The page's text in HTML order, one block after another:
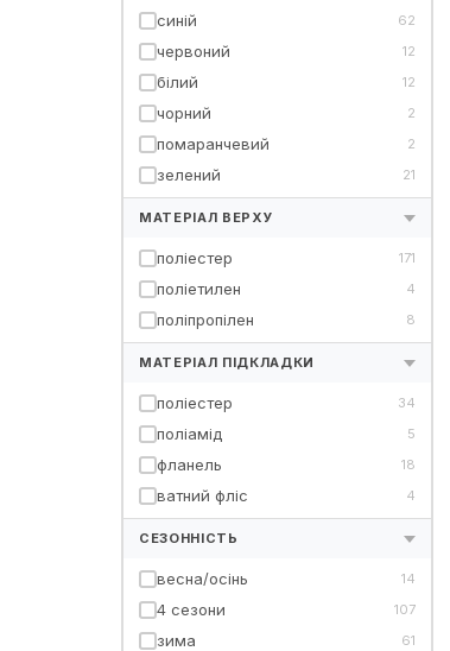
синій 62
червоний 12
білий 12
чорний 2
помаранчевий 2
зелений 21
МАТЕРІАЛ ВЕРХУ
поліестер 171
поліетилен 4
поліпропілен 8
МАТЕРІАЛ ПІДКЛАДКИ
поліестер 34
поліамід 5
фланель 18
ватний фліс 4
СЕЗОННІСТЬ
весна/осінь 14
4 сезони 107
зима 61